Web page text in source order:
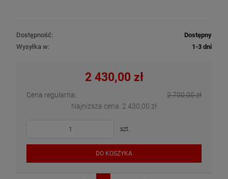
Dostępność:
Dostępny
Wysyłka w:
1-3 dni
2 430,00 zł
Cena regularna:
2 700,00 zł
Najniższa cena: 2 430,00 zł
szt.
DO KOSZYKA